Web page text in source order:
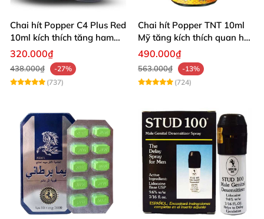
Chai hít Popper C4 Plus Red
10ml kích thích tăng ham
muốn
320.000₫
438.000₫
-27%
(737)
Chai hít Popper TNT 10ml
Mỹ tăng kích thích quan hệ
sảng khoái
490.000₫
563.000₫
-13%
(724)